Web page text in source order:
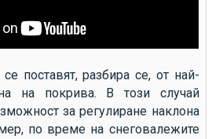
се поставят, разбира се, от най-
на покрива. В този случай
за регулиране наклона
по време на снеговалежите